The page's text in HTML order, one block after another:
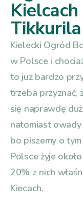
Tikkurila
Kielecki Ogród
w Polsce i
to już bardzo
trzeba przyznać,
się naprawdę
natomiast owady
bo piszemy o
Polsce żyje
20% z nich
Kiecach.